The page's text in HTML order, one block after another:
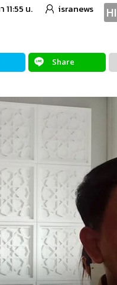
น. isranews
Share